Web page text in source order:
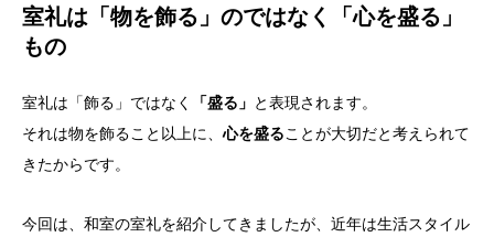
室礼は「物を飾る」のではなく「心を盛る」
もの
室礼は「飾る」ではなく 「盛る」 と表現されます。
それは物を飾ること以上に、 心を盛ることが大切だと考えられて
きたからです。
今回は、和室の室礼を紹介してきましたが、近年は生活スタイル